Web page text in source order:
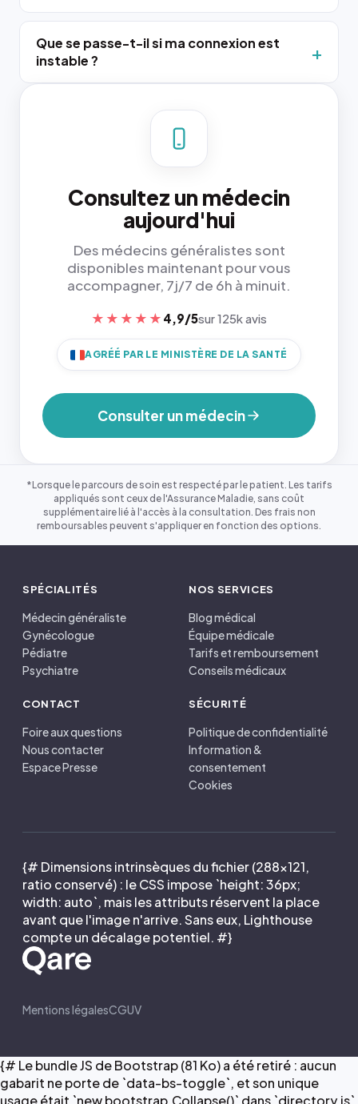
Que se passe-t-il si ma connexion est
instable ?
Consultez un médecin
aujourd'hui
Des médecins généralistes sont
disponibles maintenant pour vous
accompagner, 7j/7 de 6h à minuit.
★★★★★ 4,9/5sur 125k avis
AGRÉÉ PAR LE MINISTÈRE DE LA SANTÉ
Consulter un médecin
*Lorsque le parcours de soin est respecté par le patient. Les tarifs
appliqués sont ceux de l'Assurance Maladie, sans coût
supplémentaire lié à l'accès à la consultation. Des frais non
remboursables peuvent s'appliquer en fonction des options.
SPÉCIALITÉS
Médecin généraliste
Gynécologue
Pédiatre
Psychiatre
NOS SERVICES
Blog médical
Équipe médicale
Tarifs et remboursement
Conseils médicaux
CONTACT
Foire aux questions
Nous contacter
Espace Presse
SÉCURITÉ
Politique de confidentialité
Information &
consentement
Cookies
{# Dimensions intrinsèques du fichier (288×121,
ratio conservé) : le CSS impose `height: 36px;
width: auto`, mais les attributs réservent la place
avant que l'image n'arrive. Sans eux, Lighthouse
compte un décalage potentiel. #}
Mentions légalesCGUV
{# Le bundle JS de Bootstrap (81 Ko) a été retiré : aucun
gabarit ne porte de `data-bs-toggle`, et son unique
usage était `new bootstrap.Collapse()` dans `directory.js`